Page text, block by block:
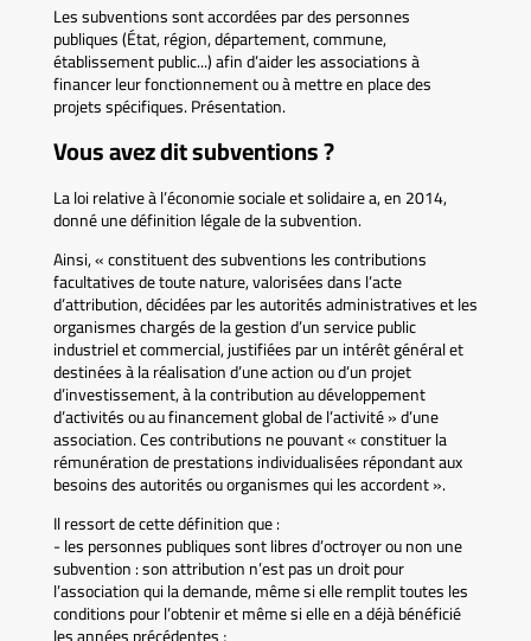
Les subventions sont accordées par des personnes
publiques (État, région, département, commune,
établissement public...) afin d’aider les associations à
financer leur fonctionnement ou à mettre en place des
projets spécifiques. Présentation.
Vous avez dit subventions ?
La loi relative à l’économie sociale et solidaire a, en 2014,
donné une définition légale de la subvention.
Ainsi, « constituent des subventions les contributions
facultatives de toute nature, valorisées dans l’acte
d’attribution, décidées par les autorités administratives et les
organismes chargés de la gestion d’un service public
industriel et commercial, justifiées par un intérêt général et
destinées à la réalisation d’une action ou d’un projet
d’investissement, à la contribution au développement
d’activités ou au financement global de l’activité » d’une
association. Ces contributions ne pouvant « constituer la
rémunération de prestations individualisées répondant aux
besoins des autorités ou organismes qui les accordent ».
Il ressort de cette définition que :
- les personnes publiques sont libres d’octroyer ou non une
subvention : son attribution n’est pas un droit pour
l’association qui la demande, même si elle remplit toutes les
conditions pour l’obtenir et même si elle en a déjà bénéficié